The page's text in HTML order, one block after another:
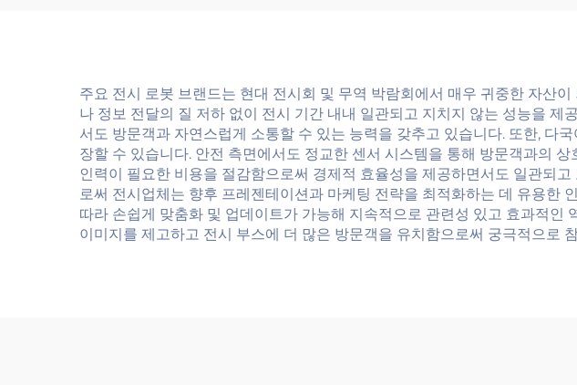
주요 전시 로봇 브랜드는 현대 전시회 및 무역 박람회에서 매우 귀중한 자산
나 정보 전달의 질 저하 없이 전시 기간 내내 일관되고 지치지 않는 성능을
서도 방문객과 자연스럽게 소통할 수 있는 능력을 갖추고 있습니다. 또한, 다
장할 수 있습니다. 안전 측면에서도 정교한 센서 시스템을 통해 방문객과의
인력이 필요한 비용을 절감함으로써 경제적 효율성을 제공하면서도 일관되
로써 전시업체는 향후 프레젠테이션과 마케팅 전략을 최적화하는 데 유용한
따라 손쉽게 맞춤화 및 업데이트가 가능해 지속적으로 관련성 있고 효과적
이미지를 제고하고 전시 부스에 더 많은 방문객을 유치함으로써 궁극적으로